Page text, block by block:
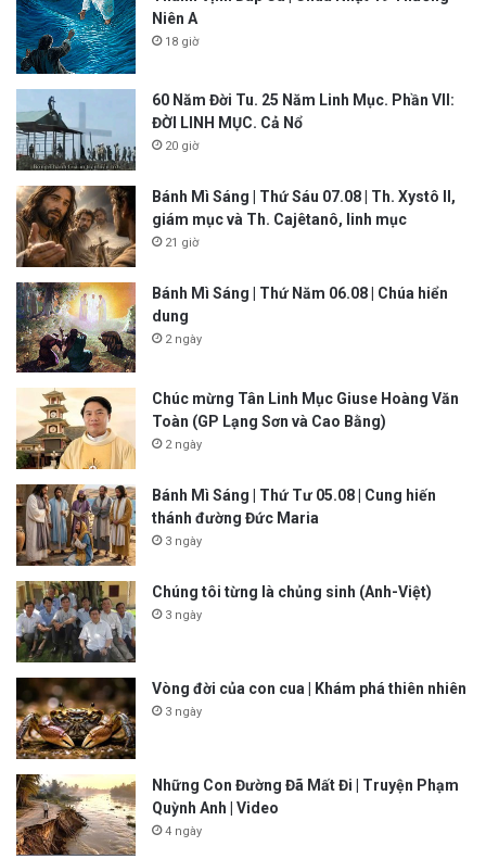
Niên A
18 giờ
60 Năm Đời Tu. 25 Năm Linh Mục. Phần VII:
ĐỜI LINH MỤC. Cả Nổ
20 giờ
Bánh Mì Sáng | Thứ Sáu 07.08 | Th. Xystô II,
giám mục và Th. Cajêtanô, linh mục
21 giờ
Bánh Mì Sáng | Thứ Năm 06.08 | Chúa hiển
dung
2 ngày
Chúc mừng Tân Linh Mục Giuse Hoàng Văn
Toàn (GP Lạng Sơn và Cao Bằng)
2 ngày
Bánh Mì Sáng | Thứ Tư 05.08 | Cung hiến
thánh đường Đức Maria
3 ngày
Chúng tôi từng là chủng sinh (Anh-Việt)
3 ngày
Vòng đời của con cua | Khám phá thiên nhiên
3 ngày
Những Con Đường Đã Mất Đi | Truyện Phạm
Quỳnh Anh | Video
4 ngày